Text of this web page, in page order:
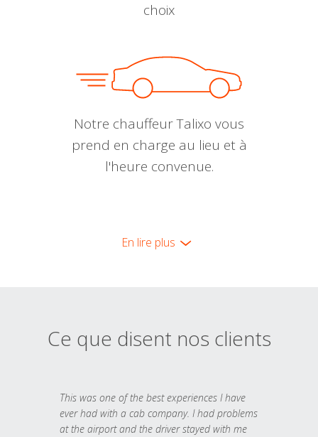
choix
Notre chauffeur Talixo vous
prend en charge au lieu et à
l'heure convenue.
En lire plus
Ce que disent nos clients
This was one of the best experiences I have
ever had with a cab company. I had problems
at the airport and the driver stayed with me